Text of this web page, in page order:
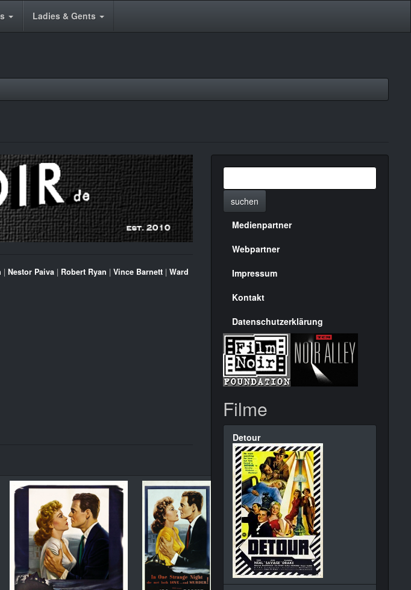
Ladies & Gents
| Nestor Paiva | Robert Ryan | Vince Barnett | Ward
suchen
Menülinks
rechte
Seite
Medienpartner
Webpartner
Impressum
Kontakt
Datenschutzerklärung
Filme
Detour